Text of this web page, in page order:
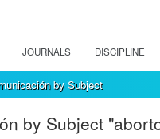
JOURNALS DISCIPLINE
by Subject
by Subject